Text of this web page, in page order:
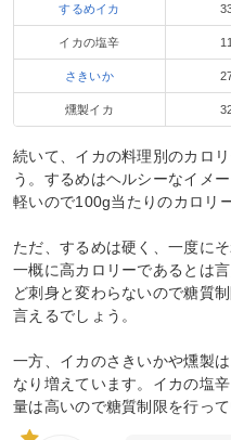
するめイカ
イカの塩辛
さきいか
燻製イカ
続いて、イカの料理別のカロ
う。するめはヘルシーなイメ
軽いので100g当たりのカロリ
ただ、するめは硬く、一度に
一概に高カロリーであるとは
ど刺身と変わらないので糖質
言えるでしょう。
一方、イカのさきいかや燻製
なり増えています。イカの塩
量は高いので糖質制限を行っ